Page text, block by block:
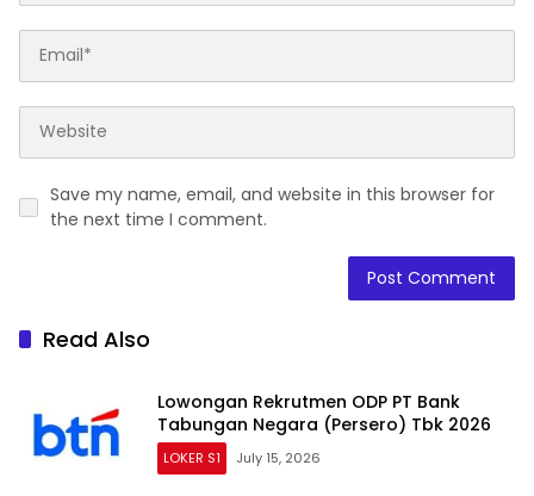
Save my name, email, and website in this browser for
the next time I comment.
Read Also
Lowongan Rekrutmen ODP PT Bank
Tabungan Negara (Persero) Tbk 2026
LOKER S1 July 15, 2026